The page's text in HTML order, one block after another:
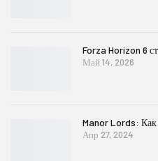
Forza Horizon 6
Май 14, 2026
Manor Lords: Как
Апр 27, 2024